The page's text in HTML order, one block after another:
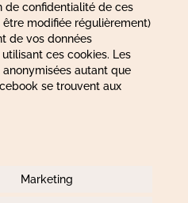
de confidentialité de ces
modifiée régulièrement)
de vos données
ces cookies. Les
autant que
se trouvent aux
Marketing